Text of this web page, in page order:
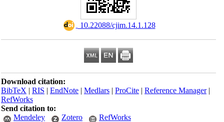
‎ 10.22088/cjim.14.1.128
Download citation:
BibTeX|RIS|EndNote|Medlars|ProCite|Reference Manager
RefWorks
Send citation to:
Mendeley
Zotero RefWorks